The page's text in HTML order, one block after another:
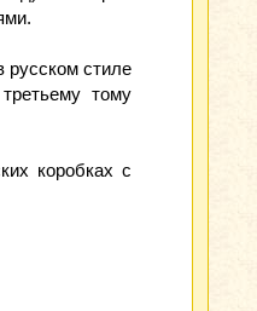
русском стиле
тому
коробках с